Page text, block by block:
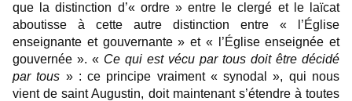
que la distinction d’« ordre » entre le clergé et le laïcat
aboutisse à cette autre distinction entre « l’Église
enseignante et gouvernante » et « l’Église enseignée et
gouvernée ». « Ce qui est vécu par tous doit être décidé
par tous » : ce principe vraiment « synodal », qui nous
vient de saint Augustin, doit maintenant s’étendre à toutes